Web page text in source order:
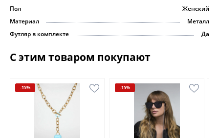
Пол
Женский
Материал
Металл
Футляр в комплекте
Да
С этим товаром покупают
-15% -15%